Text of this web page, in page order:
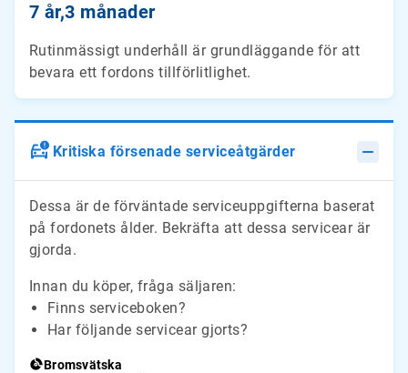
7 år,3 månader
Rutinmässigt underhåll är grundläggande för att
bevara ett fordons tillförlitlighet.
Kritiska försenade serviceåtgärder
Dessa är de förväntade serviceuppgifterna baserat
på fordonets ålder. Bekräfta att dessa servicear är
gjorda.
Innan du köper, fråga säljaren:
Finns serviceboken?
Har följande servicear gjorts?
Bromsvätska